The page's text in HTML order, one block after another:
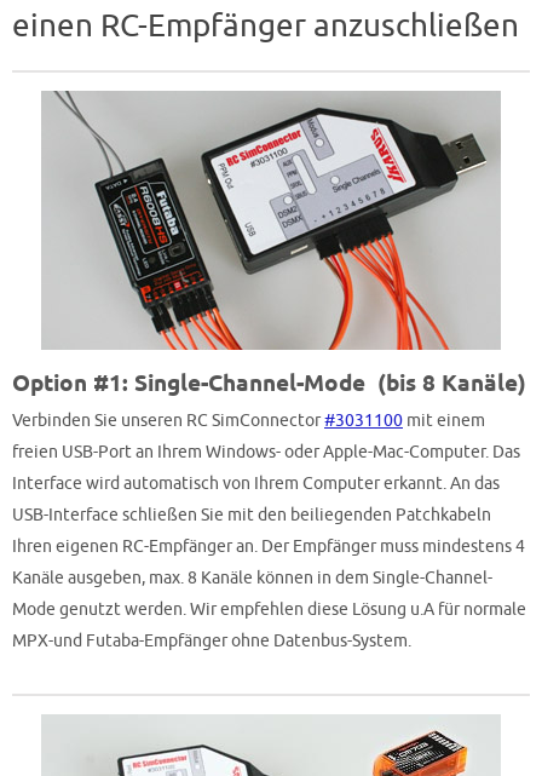
einen RC-Empfänger anzuschließen
Option #1: Single-Channel-Mode (bis 8 Kanäle)
Verbinden Sie unseren RC SimConnector#3031100 mit einem
freien USB-Port an Ihrem Windows- oder Apple-Mac-Computer. Das
Interface wird automatisch von Ihrem Computer erkannt. An das
USB-Interface schließen Sie mit den beiliegenden Patchkabeln
Ihren eigenen RC-Empfänger an. Der Empfänger muss mindestens 4
Kanäle ausgeben, max. 8 Kanäle können in dem Single-Channel-
Mode genutzt werden. Wir empfehlen diese Lösung u.A für normale
MPX-und Futaba-Empfänger ohne Datenbus-System.